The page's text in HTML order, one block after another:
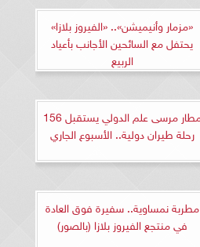
«مزمار وأنيميشن».. «الفيروز بلازا»
يحتفل مع السائحين الأجانب بأعياد
الربيع
مطار مرسى علم الدولي يستقبل 156
رحلة طيران دولية.. الأسبوع الجاري
مطربة نمساوية.. سفيرة فوق العادة
في منتجع الفيروز بلازا (بالصور)